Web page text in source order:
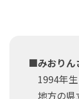
■みおりん
1994年生
地方の県